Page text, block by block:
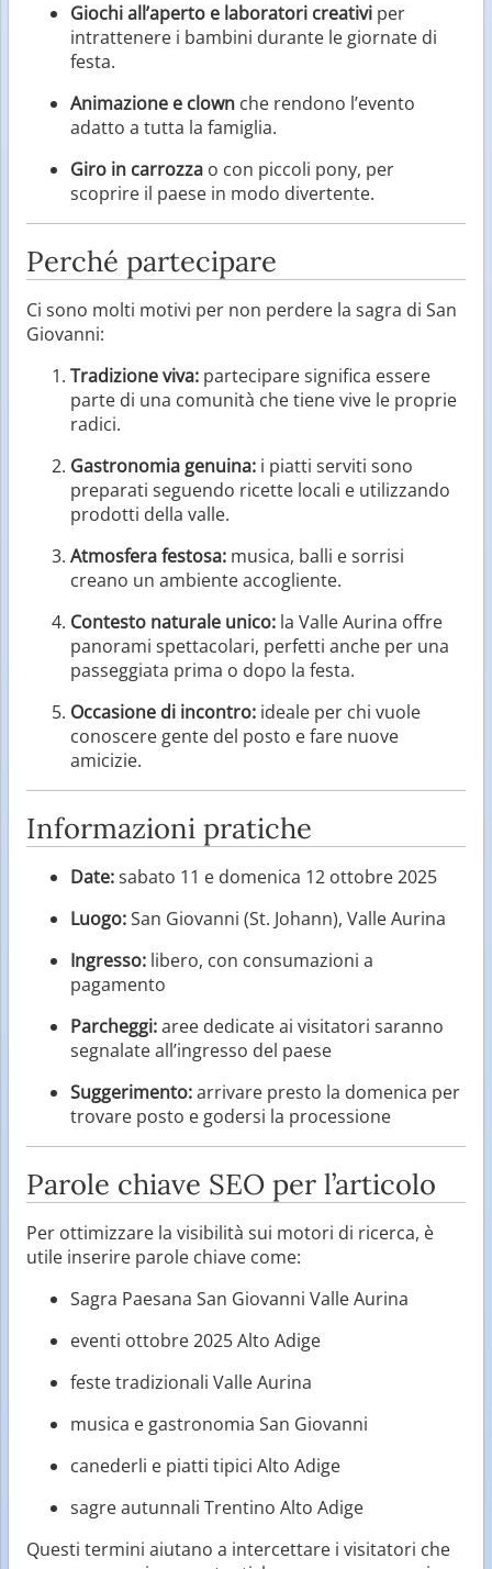
Giochi all’aperto e laboratori creativi per
intrattenere i bambini durante le giornate di
festa.
Animazione e clown che rendono l’evento
adatto a tutta la famiglia.
Giro in carrozza o con piccoli pony, per
scoprire il paese in modo divertente.
Perché partecipare
Ci sono molti motivi per non perdere la sagra di San
Giovanni:
Tradizione viva: partecipare significa essere
parte di una comunità che tiene vive le proprie
radici.
Gastronomia genuina: i piatti serviti sono
preparati seguendo ricette locali e utilizzando
prodotti della valle.
Atmosfera festosa: musica, balli e sorrisi
creano un ambiente accogliente.
Contesto naturale unico: la Valle Aurina offre
panorami spettacolari, perfetti anche per una
passeggiata prima o dopo la festa.
Occasione di incontro: ideale per chi vuole
conoscere gente del posto e fare nuove
amicizie.
Informazioni pratiche
Date:sabato 11 e domenica 12 ottobre 2025
Luogo:San Giovanni (St. Johann), Valle Aurina
Ingresso: libero, con consumazioni a
pagamento
Parcheggi:aree dedicate ai visitatori saranno
segnalate all’ingresso del paese
Suggerimento:arrivare presto la domenica per
trovare posto e godersi la processione
Parole chiave SEO per l’articolo
Per ottimizzare la visibilità sui motori di ricerca, è
utile inserire parole chiave come:
Sagra Paesana San Giovanni Valle Aurina
eventi ottobre 2025 Alto Adige
feste tradizionali Valle Aurina
musica e gastronomia San Giovanni
canederli e piatti tipici Alto Adige
sagre autunnali Trentino Alto Adige
Questi termini aiutano a intercettare i visitatori che